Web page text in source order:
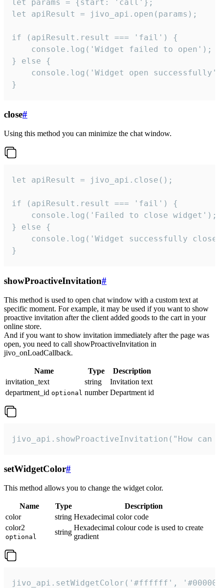
let params = {start: 'call'};
let apiResult = jivo_api.open(params);
if (apiResult.result === 'fail') {
    console.log('Widget failed to open');
} else {
console.log('Widget open
}
close#
Using this method you can minimize the chat window.
let apiResult = jivo_api.close();
if (apiResult.result === 'fail') {
    console.log('Failed to close widget');
} else {
console.log('Widget successfully
}
showProactiveInvitation#
This method is used to open chat window with a custom text at
specific moment. For example, it may be used if you want to show
proactive invitation after the client added goods to the cart in your
online store.
And if you want to show invitation immediately after the page was
open, you need to call showProactiveInvitation in
jivo_onLoadCallback.
Name Type
Description
invitation_text
string
Invitation text
department_id optional number Department id
jivo_api.showProactiveInvitation("How
setWidgetColor#
This method allows you to change the widget color.
Name Type
Description
color
string Hexadecimal color code
color2
optional
string
Hexadecimal colour code is used to create
gradient
jivo_api.setWidgetColor('#ffffff',